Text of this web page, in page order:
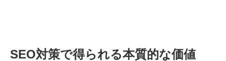
SEO対策で得られる本質的な価値